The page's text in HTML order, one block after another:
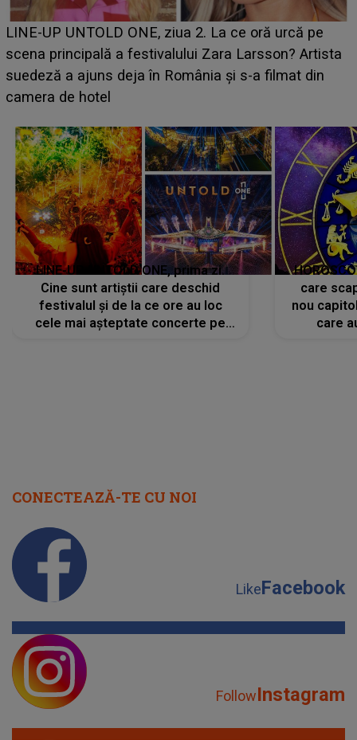
Ce a dezvăluit noua concurentă din "Casa Iubirii" l-a
luat prin surprindere pe Emanuel. CINE ESTE
BĂIATUL VIZAT de Alexandra?! Aflându-se în fața
faptului împlinit, A RECUNOSCUT IMEDIAT: "Am
LINE-UP UNTOLD ONE, prima zi.
Cine sunt artiștii care deschid
festivalul și de la ce ore au loc
cele mai așteptate concerte pe
care
nou
care
CONECTEAZĂ-TE CU NOI
LikeFacebook
FollowInstagram